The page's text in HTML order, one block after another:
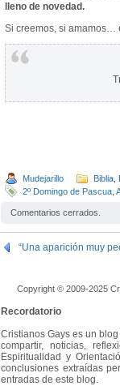
lleno de novedad.
Si creemos, si amamos…
Mudejarillo Biblia
2º Domingo de Pascua
Comentarios cerrados.
“Una aparición muy
Copyright © 2009-2025
Recordatorio
Cristianos Gays es un
compartir, noticias,
Espiritualidad y
conclusiones extraídas
entradas de este blog.